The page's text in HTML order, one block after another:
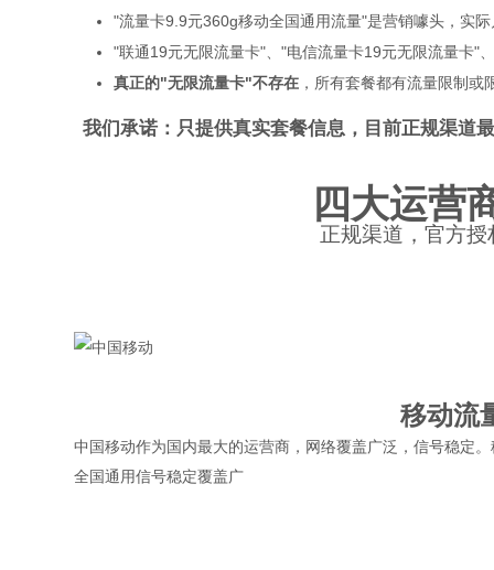
"流量卡9.9元360g移动全国通用流量"是营销噱头，实
"联通19元无限流量卡"、"电信流量卡19元无限流量卡"
真正的"无限流量卡"不存在 ，所有套餐都有流量限制或
我们承诺：只提供真实套餐信息，目前正规渠道
四大运营
正规渠道，官方
移动流
中国移动作为国内最大的运营商，网络覆盖广泛，信号稳定
全国通用信号稳定覆盖广